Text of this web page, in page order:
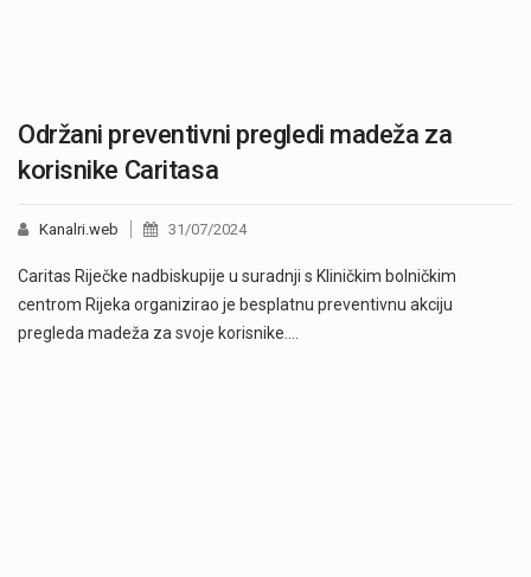
Održani preventivni pregledi madeža za
korisnike Caritasa
Kanalri.web 31/07/2024
Caritas Riječke nadbiskupije u suradnji s Kliničkim bolničkim
centrom Rijeka organizirao je besplatnu preventivnu akciju
pregleda madeža za svoje korisnike.…